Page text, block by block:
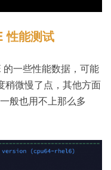
性能测试
一些性能数据，可能
稍微慢了点，其他方面
般也用不上那么多